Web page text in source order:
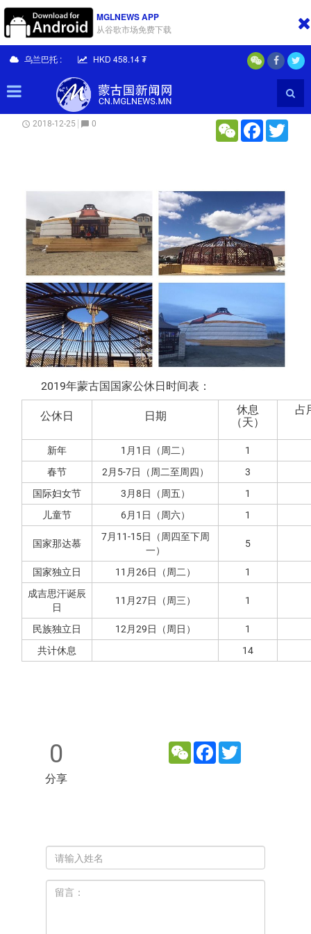
MGLNEWS APP
从谷歌市场免费下载
乌兰巴托 : HKD 458.14 ₮
首页 社会
2019年蒙古国国家公休日
schedule 2018-12-25 chat_bubble 0 WeChatFacebook
2019年蒙古国国家公休日时间表：
公休日 日期
休息
（天）
占
新年 1月1日（周二）
1
春节
2月5-7日（周二至周四）
3
国际妇女节
3月8日（周五）
1
儿童节
6月1日（周六） 1
国家那达慕
7月11-15日（周四至下周
一）
5
国家独立日 11月26日（周二）
1
成吉思汗诞辰
日
11月27日（周三） 1
民族独立日 12月29日（周日）
1
共计休息
14
0
分享
WeChatFacebook